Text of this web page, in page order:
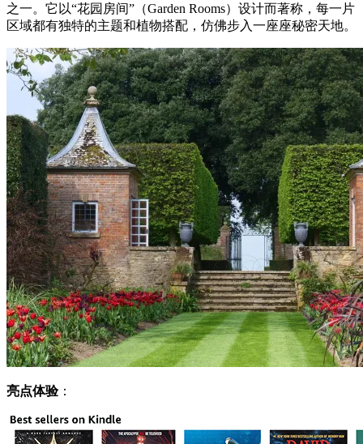
之一。它以“花园房间”（Garden Rooms）设计而著称，每一片
区域都有独特的主题和植物搭配，仿佛步入一座座秘密天地。
亮点体验：